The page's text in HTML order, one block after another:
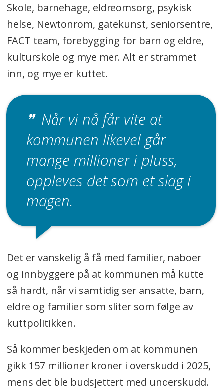
Skole, barnehage, eldreomsorg, psykisk
helse, Newtonrom, gatekunst, seniorsentre,
FACT team, forebygging for barn og eldre,
kulturskole og mye mer. Alt er strammet
inn, og mye er kuttet.
Når vi nå får vite at
kommunen likevel går
mange millioner i pluss,
oppleves det som et slag i
magen.
Det er vanskelig å få med familier, naboer
og innbyggere på at kommunen må kutte
så hardt, når vi samtidig ser ansatte, barn,
eldre og familier som sliter som følge av
kuttpolitikken.
Så kommer beskjeden om at kommunen
gikk 157 millioner kroner i overskudd i 2025,
mens det ble budsjettert med underskudd.